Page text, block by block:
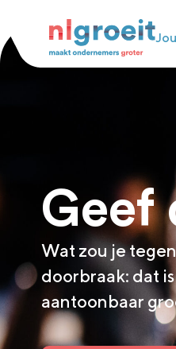
Geef
Wat zou je
doorbraak: dat
aantoonbaar